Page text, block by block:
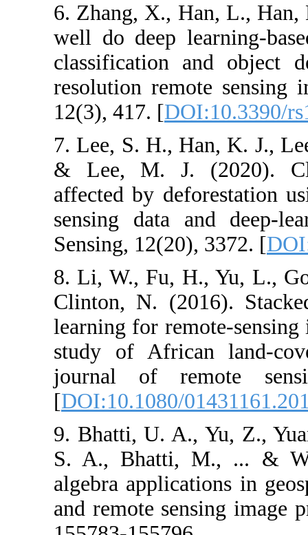
6. Zhang, X.,
well do deep
classification
resolution
12(3), 417. [
7. Lee, S. H.,
& Lee, M.
affected by
sensing data
Sensing,
8. Li, W., Fu,
Clinton, N.
learning for
study of
journal of
[DOI:10.1080/
9. Bhatti, U.
S. A., Bhatti,
algebra
and remote